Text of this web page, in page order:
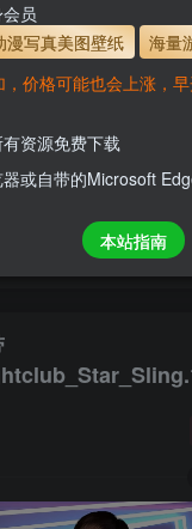
服装使用教程
开通会员【免费下载】全
请不要在线解压！
客服或评论留言。
员
漫写真美图壁纸
海量
价格可能也会上涨，
资源免费下载
或自带的Microsoft
本站指南